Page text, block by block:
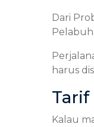
Dari
harus
Kalau